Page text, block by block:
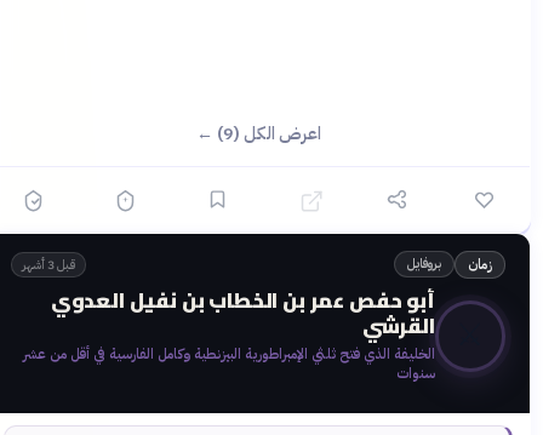
اعرض الكل (9) ←
زمان بروفايل قبل 3 أشهر
⚔️
أبو حفص عمر بن الخطاب بن نفيل العدوي
القرشي
الخليفة الذي فتح ثلثي الإمبراطورية البيزنطية وكامل الفارسية في أقل من عشر
سنوات